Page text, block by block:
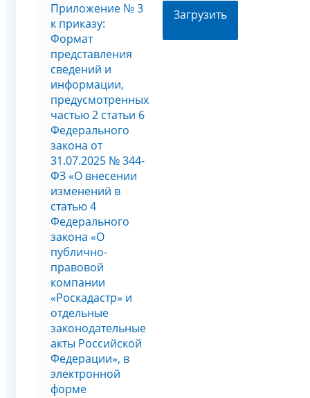
Приложение № 3
к приказу:
Формат
представления
сведений и
информации,
предусмотренных
частью 2 статьи 6
Федерального
закона от
31.07.2025 № 344-
ФЗ «О внесении
изменений в
статью 4
Федерального
закона «О
публично-
правовой
компании
«Роскадастр» и
отдельные
законодательные
акты Российской
Федерации», в
электронной
форме
Загрузить